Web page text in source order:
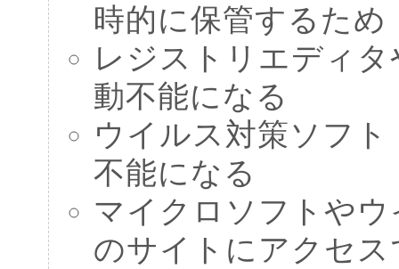
時的に保管するため
レジストリエディ
動不能になる
ウイルス対策ソフ
不能になる
マイクロソフトや
のサイトにアクセ